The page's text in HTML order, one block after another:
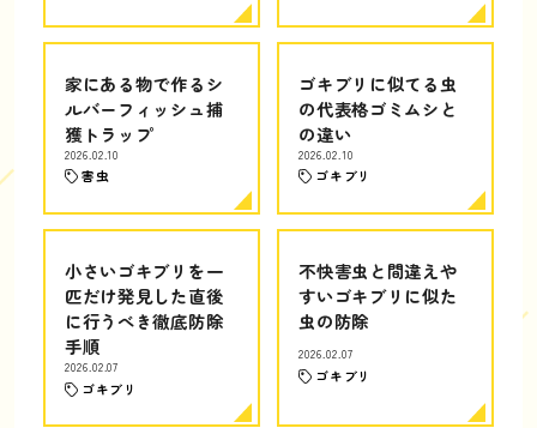
家にある物で作るシ
ルバーフィッシュ捕
獲トラップ
2026.02.10
害虫
ゴキブリに似てる虫
の代表格ゴミムシと
の違い
2026.02.10
ゴキブリ
小さいゴキブリを一
匹だけ発見した直後
に行うべき徹底防除
手順
2026.02.07
ゴキブリ
不快害虫と間違えや
すいゴキブリに似た
虫の防除
2026.02.07
ゴキブリ